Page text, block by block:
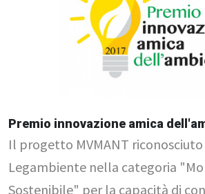
Premio innovazione amica
Il progetto MVMANT
Legambiente nella categoria
Sostenibile" per la capacità di